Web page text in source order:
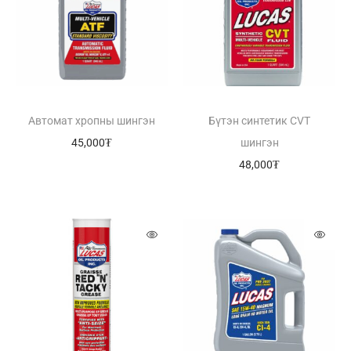
Автомат хропны шингэн
45,000₮
Бүтэн синтетик CVT
шингэн
48,000₮